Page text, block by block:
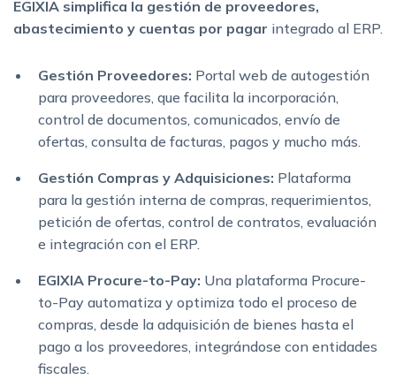
EGIXIA simplifica la gestión de proveedores,
abastecimiento y cuentas por pagar integrado al ERP.
Gestión Proveedores: Portal web de autogestión
para proveedores, que facilita la incorporación,
control de documentos, comunicados, envío de
ofertas, consulta de facturas, pagos y mucho más.
Gestión Compras y Adquisiciones: Plataforma
para la gestión interna de compras, requerimientos,
petición de ofertas, control de contratos, evaluación
e integración con el ERP.
EGIXIA Procure-to-Pay: Una plataforma Procure-
to-Pay automatiza y optimiza todo el proceso de
compras, desde la adquisición de bienes hasta el
pago a los proveedores, integrándose con entidades
fiscales.